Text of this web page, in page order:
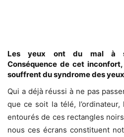
Les yeux ont du mal à
Conséquence de cet
souffrent du syndrome des
Qui a déjà réussi à ne pas
que ce soit la télé,
entourés de ces rectangles
nous ces écrans constituent